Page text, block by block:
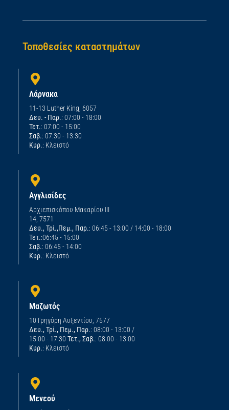
Τοποθεσίες καταστημάτων
Λάρνακα
11-13 Luther King, 6057
Δευ. - Παρ.: 07:00 - 18:00
Τετ.: 07:00 - 15:00
Σαβ.: 07:30 - 13:30
Κυρ.: Κλειστό
Αγγλισίδες
Αρχιεπισκόπου Μακαρίου ΙΙΙ
14, 7571
Δευ., Τρί.,Πεμ., Παρ.: 06:45 - 13:00 / 14:00 - 18:00
Τετ.:06:45 - 15:00
Σαβ.: 06:45 - 14:00
Κυρ.: Κλειστό
Μαζωτός
10 Γρηγόρη Αυξεντίου, 7577
Δευ., Τρί., Πεμ., Παρ.: 08:00 - 13:00 /
15:00 - 17:30 Τετ., Σαβ.: 08:00 - 13:00
Κυρ.: Κλειστό
Μενεού